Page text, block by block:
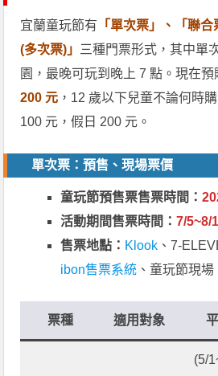
宜蘭童玩節有 「單次票」、「聯
(多次票)」 三種門票形式，其中單
園，最晚可玩到晚上 7 點。現在
200 元 ，12 歲以下兒童不論何時
100 元，假日 200 元。
單次票：預售、現場票價
童玩節預售票售票時間：
活動期間售票時間：7/5~8/
售票地點： Klook 、7-
ibon售票系統 、童玩節現場
票種 適用對象
(5/